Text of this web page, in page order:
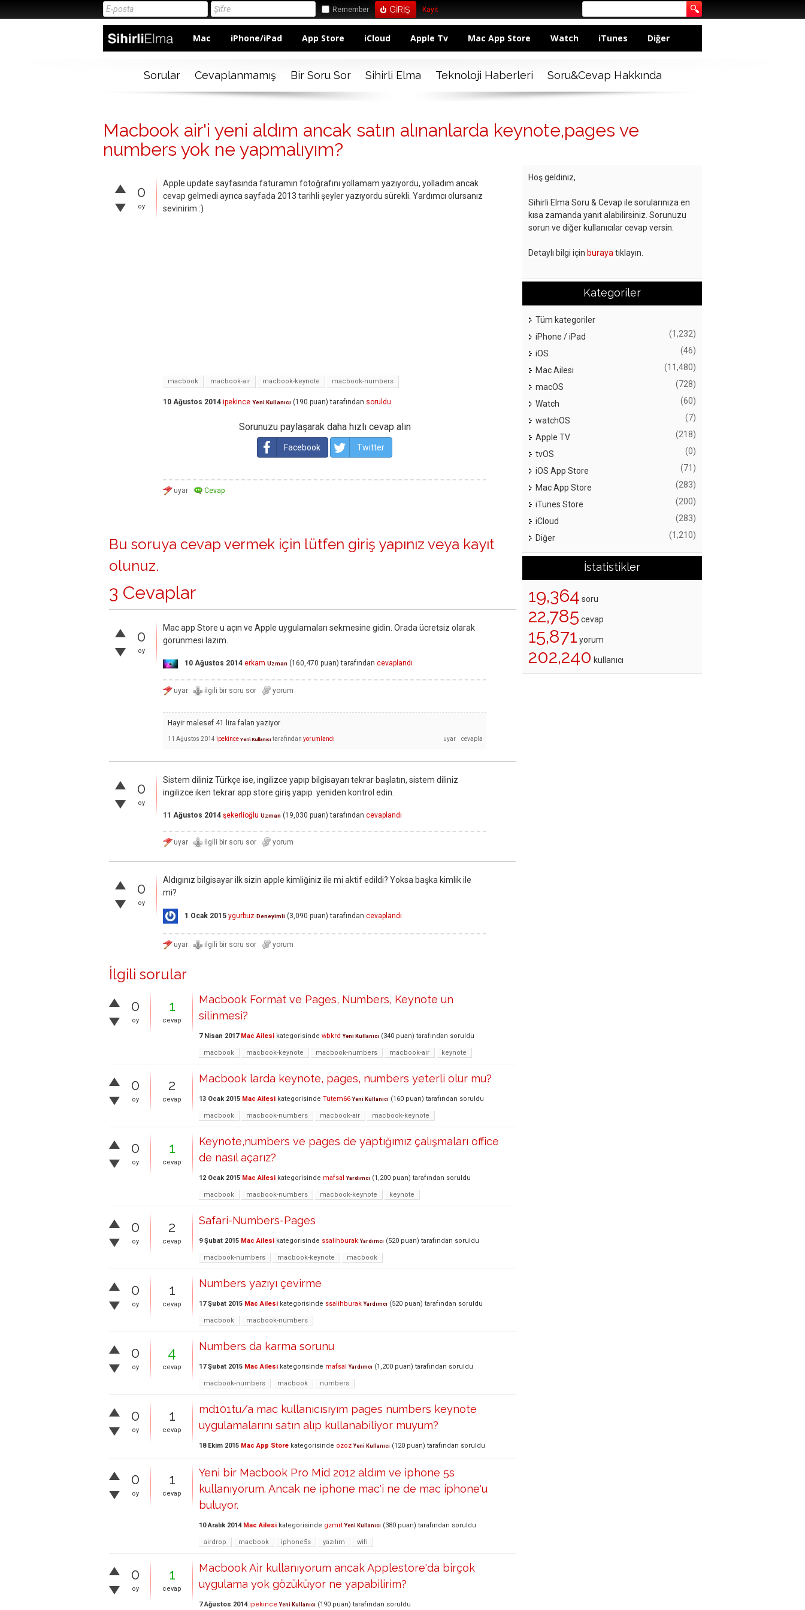
Remember Kayıt
Mac iPhone/iPad App Store iCloud Apple Tv Mac App Store Watch iTunes Diğer
Sorular Cevaplanmamış Bir Soru Sor Sihirli Elma Teknoloji Haberleri Soru&Cevap Hakkında
Macbook air'i yeni aldım ancak satın alınanlarda keynote,pages ve
numbers yok ne yapmalıyım?
0
oy
Apple update sayfasında faturamın fotoğrafını yollamam yazıyordu, yolladım ancak
cevap gelmedi ayrıca sayfada 2013 tarihli şeyler yazıyordu sürekli. Yardımcı olursanız
sevinirim :)
macbook macbook-air macbook-keynote macbook-numbers
10 Ağustos 2014 ipekince Yeni Kullanıcı (190 puan) tarafından soruldu
Sorunuzu paylaşarak daha hızlı cevap alın
Facebook Twitter
Bu soruya cevap vermek için lütfen giriş yapınız veya kayıt
olunuz.
3 Cevaplar
0
oy
Mac app Store u açın ve Apple uygulamaları sekmesine gidin. Orada ücretsiz olarak
görünmesi lazım.
10 Ağustos 2014 erkam Uzman (160,470 puan) tarafından cevaplandı
Hayir malesef 41 lira falan yaziyor
11 Ağustos 2014 ipekince Yeni Kullanıcı tarafından yorumlandı
0
oy
Sistem diliniz Türkçe ise, ingilizce yapıp bilgisayarı tekrar başlatın, sistem diliniz
ingilizce iken tekrar app store giriş yapıp yeniden kontrol edin.
11 Ağustos 2014 şekerlioğlu Uzman (19,030 puan) tarafından cevaplandı
0
oy
Aldıgınız bilgisayar ilk sizin apple kimliğiniz ile mi aktif edildi? Yoksa başka kimlik ile
mi?
1 Ocak 2015 ygurbuz Deneyimli (3,090 puan) tarafından cevaplandı
İlgili sorular
0
oy
1
cevap
Macbook Format ve Pages, Numbers, Keynote un
silinmesi?
7 Nisan 2017 Mac Ailesi kategorisinde wbkrd Yeni Kullanıcı (340 puan) tarafından soruldu
macbook macbook-keynote macbook-numbers macbook-air keynote
0
oy
2
cevap
Macbook larda keynote, pages, numbers yeterli olur mu?
13 Ocak 2015 Mac Ailesi kategorisinde Tutem66 Yeni Kullanıcı (160 puan) tarafından soruldu
macbook macbook-numbers macbook-air macbook-keynote
0
oy
1
cevap
Keynote,numbers ve pages de yaptığımız çalışmaları office
de nasıl açarız?
12 Ocak 2015 Mac Ailesi kategorisinde mafsal Yardımcı (1,200 puan) tarafından soruldu
macbook macbook-numbers macbook-keynote keynote
0
oy
2
cevap
Safari-Numbers-Pages
9 Şubat 2015 Mac Ailesi kategorisinde ssalihburak Yardımcı (520 puan) tarafından soruldu
macbook-numbers macbook-keynote macbook
0
oy
1
cevap
Numbers yazıyı çevirme
17 Şubat 2015 Mac Ailesi kategorisinde ssalihburak Yardımcı (520 puan) tarafından soruldu
macbook macbook-numbers
0
oy
4
cevap
Numbers da karma sorunu
17 Şubat 2015 Mac Ailesi kategorisinde mafsal Yardımcı (1,200 puan) tarafından soruldu
macbook-numbers macbook numbers
0
oy
1
cevap
md101tu/a mac kullanıcısıyım pages numbers keynote
uygulamalarını satın alıp kullanabiliyor muyum?
18 Ekim 2015 Mac App Store kategorisinde ozoz Yeni Kullanıcı (120 puan) tarafından soruldu
0
oy
1
cevap
Yeni bir Macbook Pro Mid 2012 aldım ve iphone 5s
kullanıyorum. Ancak ne iphone mac'i ne de mac iphone'u
buluyor.
10 Aralık 2014 Mac Ailesi kategorisinde gzmrt Yeni Kullanıcı (380 puan) tarafından soruldu
airdrop macbook iphone5s yazılım wifi
0
oy
1
cevap
Macbook Air kullanıyorum ancak Applestore'da birçok
uygulama yok gözüküyor ne yapabilirim?
7 Ağustos 2014 ipekince Yeni Kullanıcı (190 puan) tarafından soruldu
Hoş geldiniz,
Sihirli Elma Soru & Cevap ile sorularınıza en
kısa zamanda yanıt alabilirsiniz. Sorunuzu
sorun ve diğer kullanıcılar cevap versin.
Detaylı bilgi için buraya tıklayın.
Kategoriler
Tüm kategoriler
iPhone / iPad
(1,232)
iOS (46)
Mac Ailesi (11,480)
macOS (728)
Watch (60)
watchOS (7)
Apple TV (218)
tvOS (0)
iOS App Store (71)
Mac App Store (283)
iTunes Store (200)
iCloud (283)
Diğer (1,210)
İstatistikler
19,364 soru
22,785 cevap
15,871 yorum
202,240 kullanıcı